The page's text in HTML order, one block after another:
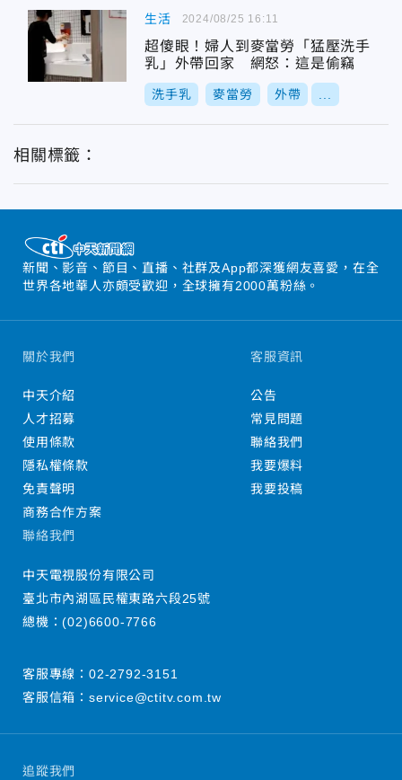
生活
超傻眼！婦人到麥當勞「猛壓洗手
乳」外帶回家 網怒：這是偷竊
洗手乳 麥當勞 外帶
2024/08/25 16:11
相關標籤：
新聞、影音、節目、直播、社群及App都深獲網友喜愛，在全
世界各地華人亦頗受歡迎，全球擁有2000萬粉絲。
追蹤我們
關於我們
中天介紹
人才招募
使用條款
隱私權條款
免責聲明
商務合作方案
客服資訊
公告
常見問題
聯絡我們
我要爆料
我要投稿
聯絡我們
中天電視股份有限公司
臺北市內湖區民權東路六段25號
總機：(02)6600-7766
客服專線： 02-2792-3151
客服信箱： service@ctitv.com.tw